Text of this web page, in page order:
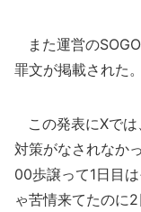
また運営の
罪文が掲載された。
この発表にXでは
対策がなされなか
00歩譲って1日目
ゃ苦情来てたのに